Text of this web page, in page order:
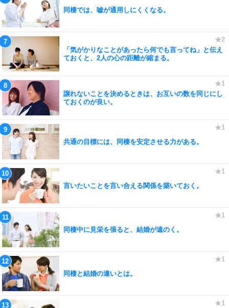
同棲では、嘘が通用しにくくなる。
「気がかりなことがあったら何でも言ってね」と伝え
ておくと、2人の心の距離が縮まる。
譲れないことを決めるときは、お互いの数を同じにし
ておくのが良い。
共通の目標には、同棲を安定させる力がある。
言いたいことを言い合える関係を築いておく。
同棲中に見栄を張ると、結婚が遠のく。
同棲と結婚の違いとは。